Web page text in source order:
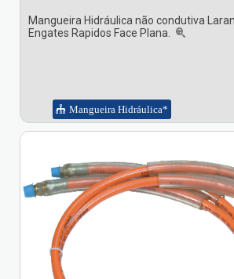
Mangueira Hidráulica não condutiva
Engates Rapidos Face Plana.
Mangueira Hidráulica*